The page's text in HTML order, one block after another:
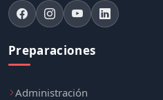
Preparaciones
Administración